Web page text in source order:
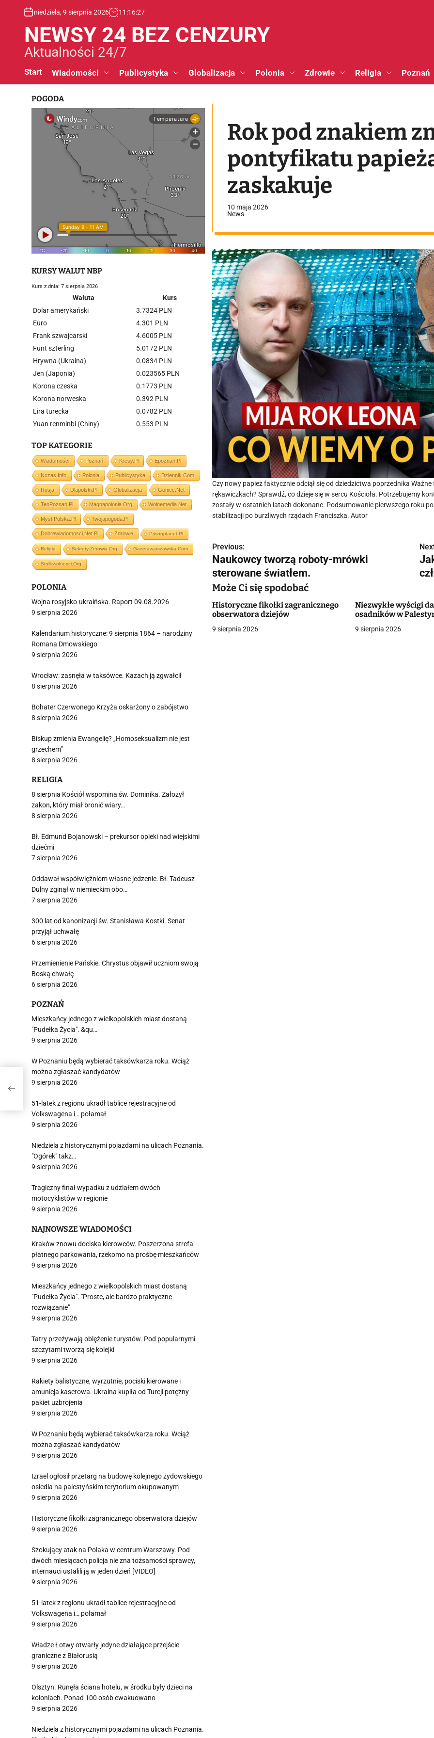
niedziela, 9 sierpnia 2026 11 :16:28
NEWSY 24 BEZ CENZURY
Aktualności 24/7
Start Wiadomości Publicystyka Globalizacja Polonia Zdrowie Religia Poznań
Rok pod znakiem
pontyfikatu
zaskakuje
10 maja 2026
News
Czy nowy papież faktycznie odciął się od dziedzictwa poprzednika
rękawiczkach? Sprawdź, co dzieje się w sercu Kościoła. Potrzebujemy
zostały w ostatnich latach dokonane. Podsumowanie pierwszego roku
stabilizacji po burzliwych rządach Franciszka. Autor
N
a
w
i
g
Previous:
Naukowcy tworzą roboty-mrówki
sterowane światłem.
Może Ci się spodobać
Historyczne fikołki zagranicznego
obserwatora dziejów
9 sierpnia 2026
Niezwykłe wyścigi
osadników w
9 sierpnia 2026
POGODA
KURSY WALUT NBP
Kurs z dnia: 7 sierpnia 2026
Waluta
Kurs
Dolar amerykański
3.7324 PLN
Euro
4.301 PLN
Frank szwajcarski
4.6005 PLN
Funt szterling
5.0172 PLN
Hrywna (Ukraina)
0.0834 PLN
Jen (Japonia)
0.023565 PLN
Korona czeska
0.1773 PLN
Korona norweska
0.392 PLN
Lira turecka
0.0782 PLN
Yuan renminbi (Chiny)
0.553 PLN
TOP KATEGORIE
Wiadomości Poznań Kresy.pl Epoznan.pl
Nczas.info Polonia Publicystyka Dziennik.com
Rosja Dlapolski.pl Globalizacja Goniec.net
TenPoznan.pl Magnapolonia.org Wolnemedia.net
Mysl-Polska.pl Twojapogoda.pl
Dobrewiadomosci.net.pl Zdrowie Prisonplanet.pl
Religia Sekrety-Zdrowia.org Gazetawarszawska.com
Stolikwolnosci.org
POLONIA
Wojna rosyjsko-ukraińska. Raport 09.08.2026
9 sierpnia 2026
Kalendarium historyczne: 9 sierpnia 1864 – narodziny
Romana Dmowskiego
9 sierpnia 2026
Wrocław: zasnęła w taksówce. Kazach ją zgwałcił
8 sierpnia 2026
Bohater Czerwonego Krzyża oskarżony o zabójstwo
8 sierpnia 2026
Biskup zmienia Ewangelię? „Homoseksualizm nie jest
grzechem”
8 sierpnia 2026
RELIGIA
8 sierpnia Kościół wspomina św. Dominika. Założył
zakon, który miał bronić wiary…
8 sierpnia 2026
Bł. Edmund Bojanowski – prekursor opieki nad wiejskimi
dziećmi
7 sierpnia 2026
Oddawał współwięźniom własne jedzenie. Bł. Tadeusz
Dulny zginął w niemieckim obo…
7 sierpnia 2026
300 lat od kanonizacji św. Stanisława Kostki. Senat
przyjął uchwałę
6 sierpnia 2026
Przemienienie Pańskie. Chrystus objawił uczniom swoją
Boską chwałę
6 sierpnia 2026
POZNAŃ
Mieszkańcy jednego z wielkopolskich miast dostaną
"Pudełka Życia". &qu…
9 sierpnia 2026
W Poznaniu będą wybierać taksówkarza roku. Wciąż
można zgłaszać kandydatów
9 sierpnia 2026
51-latek z regionu ukradł tablice rejestracyjne od
Volkswagena i… połamał
9 sierpnia 2026
Niedziela z historycznymi pojazdami na ulicach Poznania.
"Ogórek" takż…
9 sierpnia 2026
Tragiczny finał wypadku z udziałem dwóch
motocyklistów w regionie
9 sierpnia 2026
NAJNOWSZE WIADOMOŚCI
Kraków znowu dociska kierowców. Poszerzona strefa
płatnego parkowania, rzekomo na prośbę mieszkańców
9 sierpnia 2026
Mieszkańcy jednego z wielkopolskich miast dostaną
"Pudełka Życia". "Proste, ale bardzo praktyczne
rozwiązanie"
9 sierpnia 2026
Tatry przeżywają oblężenie turystów. Pod popularnymi
szczytami tworzą się kolejki
9 sierpnia 2026
Rakiety balistyczne, wyrzutnie, pociski kierowane i
amunicja kasetowa. Ukraina kupiła od Turcji potężny
pakiet uzbrojenia
9 sierpnia 2026
W Poznaniu będą wybierać taksówkarza roku. Wciąż
można zgłaszać kandydatów
9 sierpnia 2026
Izrael ogłosił przetarg na budowę kolejnego żydowskiego
osiedla na palestyńskim terytorium okupowanym
9 sierpnia 2026
Historyczne fikołki zagranicznego obserwatora dziejów
9 sierpnia 2026
Szokujący atak na Polaka w centrum Warszawy. Pod
dwóch miesiącach policja nie zna tożsamości sprawcy,
internauci ustalili ją w jeden dzień [VIDEO]
9 sierpnia 2026
51-latek z regionu ukradł tablice rejestracyjne od
Volkswagena i… połamał
9 sierpnia 2026
Władze Łotwy otwarły jedyne działające przejście
graniczne z Białorusią
9 sierpnia 2026
Olsztyn. Runęła ściana hotelu, w środku były dzieci na
koloniach. Ponad 100 osób ewakuowano
9 sierpnia 2026
Niedziela z historycznymi pojazdami na ulicach Poznania.